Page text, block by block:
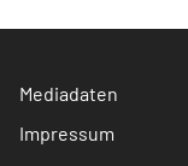
Mediadaten
Impressum